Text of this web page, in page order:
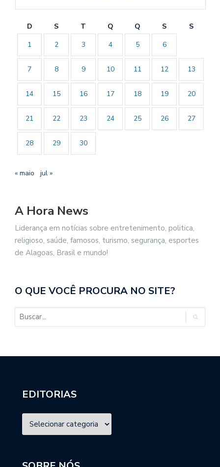
D S T Q Q S
S
1
2 3 4 5 6
7 8 9 10 11 12 13
14 15 16 17 18 19 20
21 22 23 24 25 26 27
28 29 30
« maio jul »
A Hora News
Liderança em notícias sobre entretenimento, politica,
religioso, saúde, famosos, turismo, segurança, esportes
de Alagoas, Brasil e mundo!
O QUE VOCÊ PROCURA NO SITE?
EDITORIAS